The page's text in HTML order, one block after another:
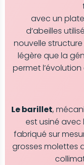
avec un
d’abeilles
nouvelle
légère que la
permet
Le barillet,
est usiné avec
fabriqué sur
grosses molettes